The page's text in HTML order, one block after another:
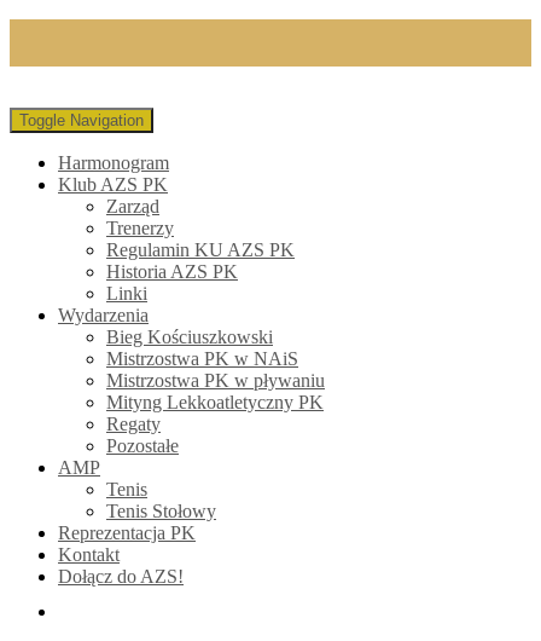
Toggle Navigation
Harmonogram
Klub AZS PK
Zarząd
Trenerzy
Regulamin KU AZS PK
Historia AZS PK
Linki
Wydarzenia
Bieg Kościuszkowski
Mistrzostwa PK w NAiS
Mistrzostwa PK w pływaniu
Mityng Lekkoatletyczny PK
Regaty
Pozostałe
AMP
Tenis
Tenis Stołowy
Reprezentacja PK
Kontakt
Dołącz do AZS!